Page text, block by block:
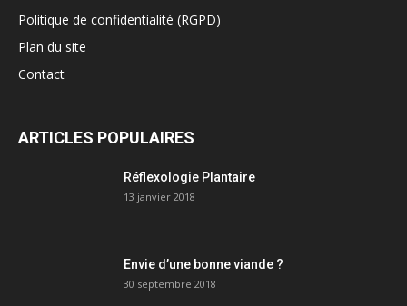
Politique de confidentialité (RGPD)
Plan du site
Contact
ARTICLES POPULAIRES
Réflexologie Plantaire
13 janvier 2018
Envie d’une bonne viande ?
30 septembre 2018